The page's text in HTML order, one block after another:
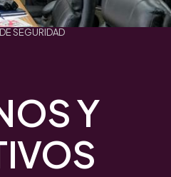
Y
SEGURIDAD